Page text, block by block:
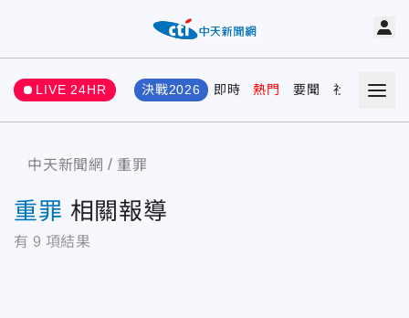
LIVE 24HR 決戰2026 即時 熱門 要聞 社會 娛樂
中天新聞網 重罪
重罪 相關報導
有 9 項結果